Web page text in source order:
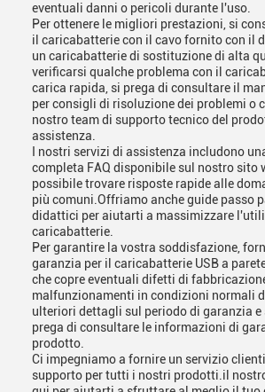
eventuali danni o pericoli durante l'uso.
Per ottenere le migliori prestazioni, si
il caricabatterie con il cavo fornito con il
un caricabatterie di sostituzione di alta
verificarsi qualche problema con il
carica rapida, si prega di consultare il
per consigli di risoluzione dei problemi o
nostro team di supporto tecnico del
assistenza.
I nostri servizi di assistenza includono
completa FAQ disponibile sul nostro sito
possibile trovare risposte rapide alle
più comuni.Offriamo anche guide passo
didattici per aiutarti a massimizzare
caricabatterie.
Per garantire la vostra soddisfazione,
garanzia per il caricabatterie USB a
che copre eventuali difetti di
malfunzionamenti in condizioni normali
ulteriori dettagli sul periodo di garanzia e
prega di consultare le informazioni di
prodotto.
Ci impegniamo a fornire un servizio
supporto per tutti i nostri prodotti.il